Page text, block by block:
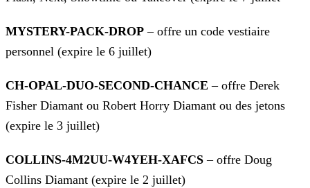
MYSTERY-PACK-DROP – offre un code vestiaire
personnel (expire le 6 juillet)
CH-OPAL-DUO-SECOND-CHANCE – offre Derek
Fisher Diamant ou Robert Horry Diamant ou des jetons
(expire le 3 juillet)
COLLINS-4M2UU-W4YEH-XAFCS – offre Doug
Collins Diamant (expire le 2 juillet)